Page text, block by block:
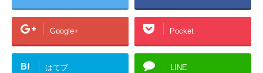
Google+ Pocket
B! はてブ LINE